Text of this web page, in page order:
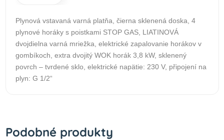
Plynová vstavaná varná platňa, čierna sklenená doska, 4
plynové horáky s poistkami STOP GAS, LIATINOVÁ
dvojdielna varná mriežka, elektrické zapalovanie horákov v
gombíkoch, extra dvojitý WOK horák 3,8 kW, sklenený
povrch – tvrdené sklo, elektrické napätie: 230 V, připojení na
plyn: G 1/2“
Podobné produkty